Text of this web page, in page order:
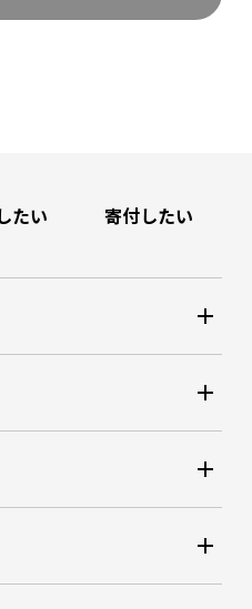
たい 寄付したい